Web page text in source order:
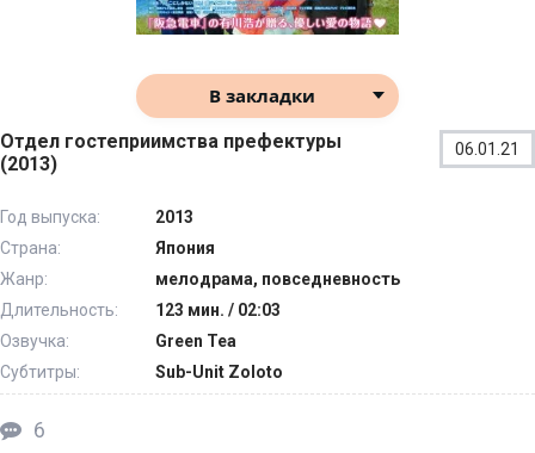
В закладки
Отдел гостеприимства префектуры
(2013)
06.01.21
Год выпуска:
2013
Страна:
Япония
Жанр:
мелодрама, повседневность
Длительность:
123 мин. / 02:03
Озвучка:
Green Tea
Субтитры:
Sub-Unit Zoloto
6